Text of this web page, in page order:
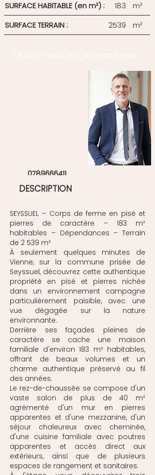
SURFACE HABITABLE (en m²) :
183
m²
SURFACE TERRAIN :
2539 m²
0789666411
DESCRIPTION
SEYSSUEL – Corps de ferme en pisé et
pierres de caractère – 183 m²
habitables – Dépendances – Terrain
de 2 539 m²
À seulement quelques minutes de
Vienne, sur la commune prisée de
Seyssuel, découvrez cette authentique
propriété en pisé et pierres nichée
dans un environnement campagne
particulièrement paisible, avec une
vue dégagée sur la nature
environnante.
Derrière ses façades pleines de
caractère se cache une maison
familiale d'environ 183 m² habitables,
offrant de beaux volumes et un
charme authentique préservé au fil
des années.
Le rez-de-chaussée se compose d'un
vaste salon de plus de 40 m²
agrémenté d'un mur en pierres
apparentes et d'une mezzanine, d'un
séjour chaleureux avec cheminée,
d'une cuisine familiale avec poutres
apparentes et accès direct aux
extérieurs, ainsi que de plusieurs
espaces de rangement et sanitaires.